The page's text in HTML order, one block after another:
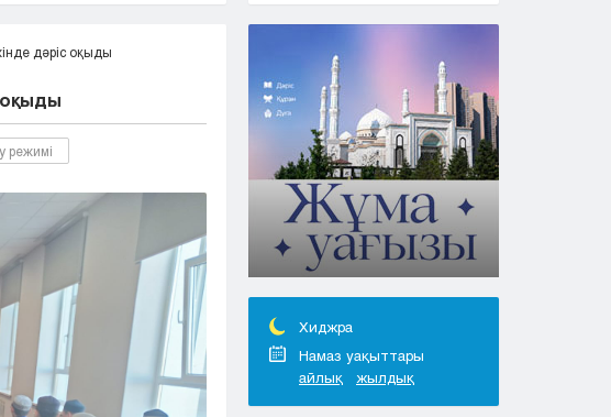
Актобе
Караганда
Кокшетау
Костанай
Кызылорда
Павлодар
Петропавловск
Семей
Талдыкорган
Тараз
Туркестан
Уральск
Усть-Каменогорск
Шымкент
дәріс оқыды
оқыды
режимі
Хиджра
Намаз уақыттары
айлық
жылдық